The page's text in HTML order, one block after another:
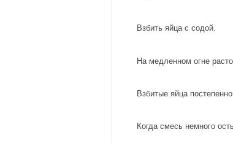
Взбить яйца с содой.
На медленном огне
Взбитые яйца
Когда смесь немного